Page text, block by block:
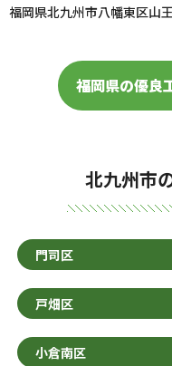
福岡県北九州市八幡東区山
福岡県の優良
北九州市
門司区
戸畑区
小倉南区